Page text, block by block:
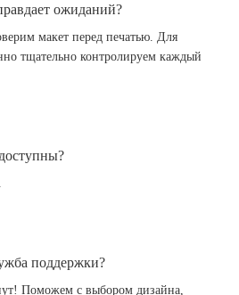
ожиданий?
макет перед печатью. Для
тщательно контролируем каждый
поддержки?
Поможем с выбором дизайна,